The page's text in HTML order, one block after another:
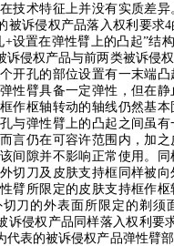
技术特征上并没有实质差异
被诉侵权产品落入权利要求4
+设置在弹性臂上的凸起”结
诉侵权产品与前两类被诉侵
开孔的部位设置有一末端
性臂具备一定弹性，但在
作枢轴转动的轴线仍然基
与弹性臂上的凸起之间虽
言仍在可容许范围内，加
间隙并不影响正常使用。同
切刀及皮肤支持框同样被向
臂所限定的皮肤支持框作
刀的外表面所限定的剃须
诉侵权产品同样落入权利要
代表的被诉侵权产品弹性臂